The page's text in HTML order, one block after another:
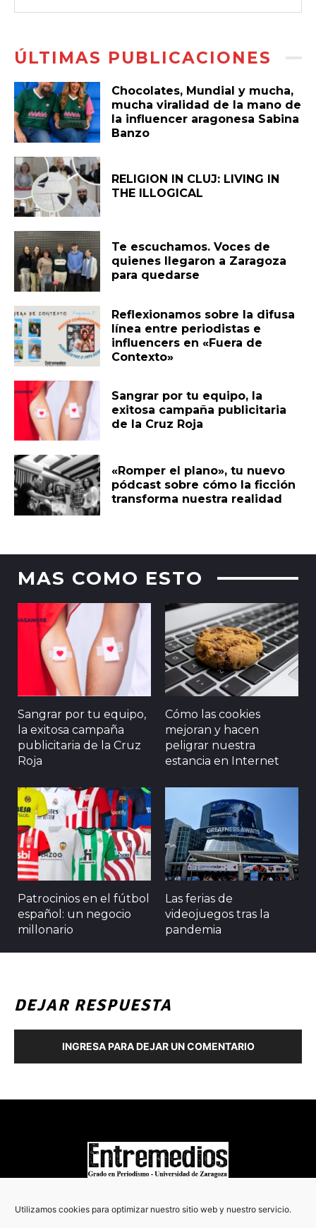
Utilizamos cookies para optimizar nuestro sitio web y nuestro servicio.
ÚLTIMAS PUBLICACIONES
Chocolates, Mundial y mucha,
mucha viralidad de la mano de
la influencer aragonesa Sabina
Banzo
RELIGION IN CLUJ: LIVING IN
THE ILLOGICAL
Te escuchamos. Voces de
quienes llegaron a Zaragoza
para quedarse
Reflexionamos sobre la difusa
línea entre periodistas e
influencers en «Fuera de
Contexto»
Sangrar por tu equipo, la
exitosa campaña publicitaria
de la Cruz Roja
«Romper el plano», tu nuevo
pódcast sobre cómo la ficción
transforma nuestra realidad
MAS COMO ESTO
Sangrar por tu equipo,
la exitosa campaña
publicitaria de la Cruz
Roja
Cómo las cookies
mejoran y hacen
peligrar nuestra
estancia en Internet
Patrocinios en el fútbol
español: un negocio
millonario
Las ferias de
videojuegos tras la
pandemia
DEJAR RESPUESTA
INGRESA PARA DEJAR UN COMENTARIO